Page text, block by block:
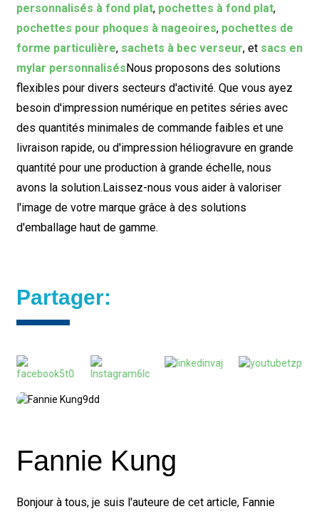
personnalisés à fond plat, pochettes à fond plat,
pochettes pour phoques à nageoires, pochettes de
forme particulière, sachets à bec verseur, et sacs en
mylar personnalisésNous proposons des solutions
flexibles pour divers secteurs d'activité. Que vous ayez
besoin d'impression numérique en petites séries avec
des quantités minimales de commande faibles et une
livraison rapide, ou d'impression héliogravure en grande
quantité pour une production à grande échelle, nous
avons la solution.Laissez-nous vous aider à valoriser
l'image de votre marque grâce à des solutions
d'emballage haut de gamme.
Partager:
Fannie Kung
Bonjour à tous, je suis l'auteure de cet article, Fannie